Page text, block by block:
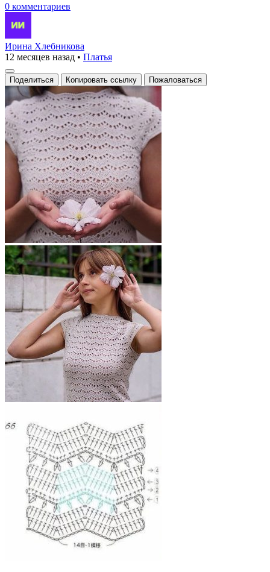
0 комментариев
Ирина Хлебникова
12 месяцев назад • Платья
Поделиться Копировать ссылку Пожаловаться